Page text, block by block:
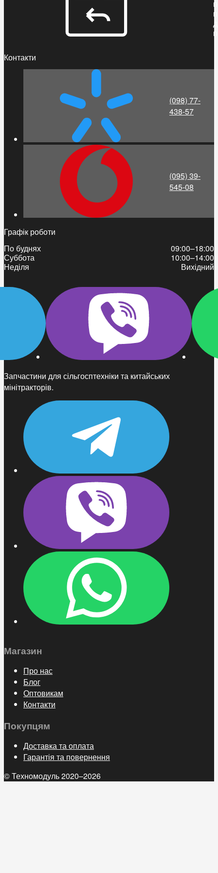
Запчастини для сільгосптехніки та китайських
мінітракторів.
Магазин
Про нас
Блог
Оптовикам
Контакти
Покупцям
Доставка та оплата
Гарантія та повернення
© Техномодуль 2020–2026
Контакти
(098) 77-
438-57
(095) 39-
545-08
Графік роботи
По буднях
09:00–18:00
Суббота
10:00–14:00
Неділя
Вихідний